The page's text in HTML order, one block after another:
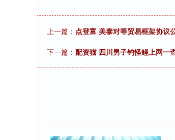
上一篇： 点登富 美泰对等贸易框架协议
下一篇： 配资猫 四川男子钓怪鲤上网一